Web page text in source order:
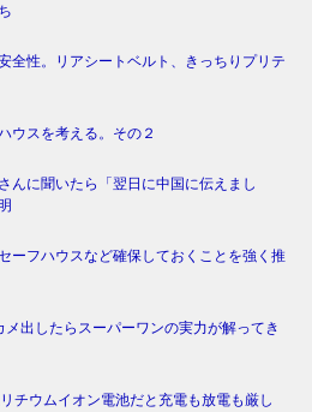
全性。リアシートベルト、きっちりプリテ
ウスを考える。その２
んに聞いたら「翌日に中国に伝えまし
ーフハウスなど確保しておくことを強く推
出したらスーパーワンの実力が解ってき
チウムイオン電池だと充電も放電も厳し